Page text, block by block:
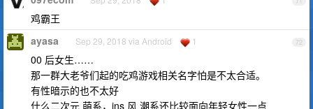
鸡霸王
72
ayasa Sep 29, 2018 via Android 1
00 后女生……
那一群大老爷们起的吃鸡游戏相关名字怕是不太合适。
有性暗示的也不太好
什么二次元 萌系，ins 风 潮系还比较面向年轻女性一点